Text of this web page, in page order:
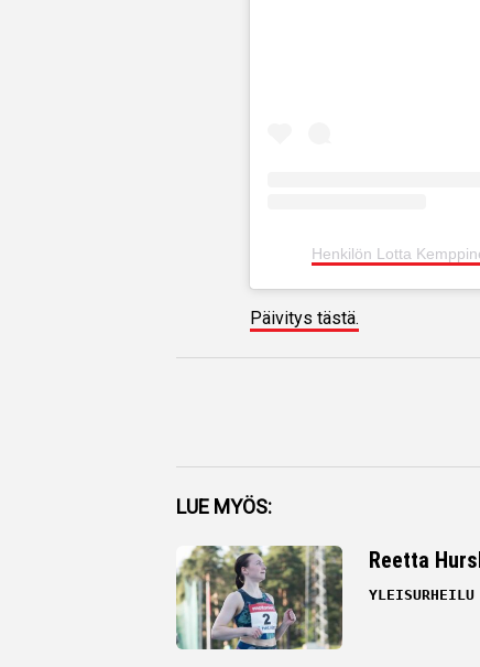
Henkilön Lotta
Päivitys tästä.
Facebook
Twitter
Whatsapp
LUE MYÖS:
Reetta
YLEISURHEILU